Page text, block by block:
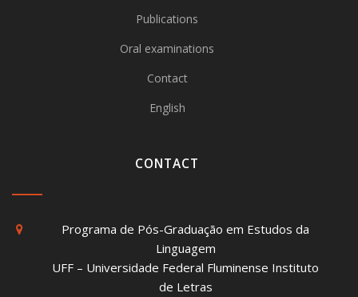
Publications
Oral examinations
Contact
English
CONTACT
Programa de Pós-Graduação em Estudos da
Linguagem
UFF – Universidade Federal Fluminense Instituto
de Letras